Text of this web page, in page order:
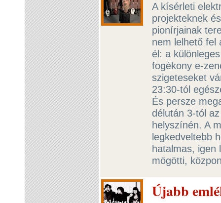
A kísérleti
projekteknek
pionírjainak
nem lelhető fel
él: a
fogékony e-
szigeteseket
23:30-tól
És persze
délután 3-tól
helyszínén. A
legkedveltebb
hatalmas, igen
mögötti,
Újabb